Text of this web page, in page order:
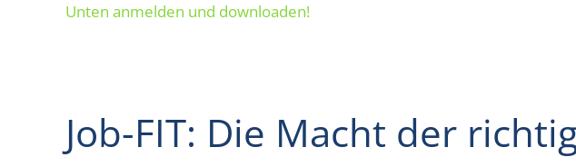
Unten anmelden und downloaden!
Job-FIT: Die Macht der